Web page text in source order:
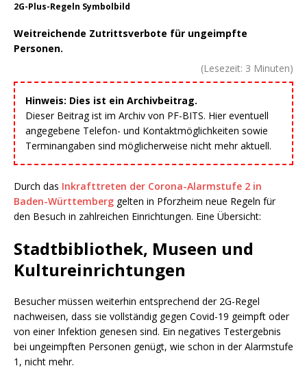
2G-Plus-Regeln Symbolbild
Weitreichende Zutrittsverbote für ungeimpfte
Personen.
(Lesezeit: 3 Minuten)
Hinweis: Dies ist ein Archivbeitrag.
Dieser Beitrag ist im Archiv von PF-BITS. Hier eventuell
angegebene Telefon- und Kontaktmöglichkeiten sowie
Terminangaben sind möglicherweise nicht mehr aktuell.
Durch das Inkrafttreten der Corona-Alarmstufe 2 in
Baden-Württemberg gelten in Pforzheim neue Regeln für
den Besuch in zahlreichen Einrichtungen. Eine Übersicht:
Stadtbibliothek, Museen und
Kultureinrichtungen
Besucher müssen weiterhin entsprechend der 2G-Regel
nachweisen, dass sie vollständig gegen Covid-19 geimpft oder
von einer Infektion genesen sind. Ein negatives Testergebnis
bei ungeimpften Personen genügt, wie schon in der Alarmstufe
1, nicht mehr.